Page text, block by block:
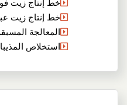
خط إنتاج زيت
خط إنتاج زيت
المعالجة
استخلاص